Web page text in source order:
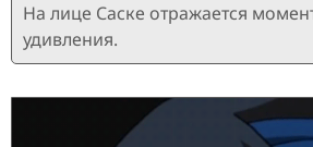
На лице Саске отражается
удивления.